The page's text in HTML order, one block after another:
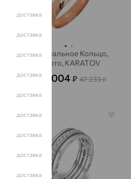
Обручальное Кольцо,
золото, KARATOV
17 004₽ 47 233₽
64%
доставка
доставка
доставка
доставка
доставка
доставка
доставка
доставка
доставка